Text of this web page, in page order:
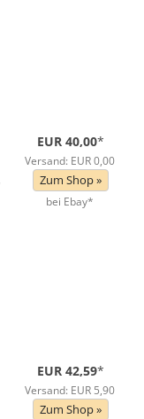
EUR 40,00*
Versand: EUR 0,00
Zum Shop »
bei Ebay*
EUR 42,59*
Versand: EUR 5,90
Zum Shop »